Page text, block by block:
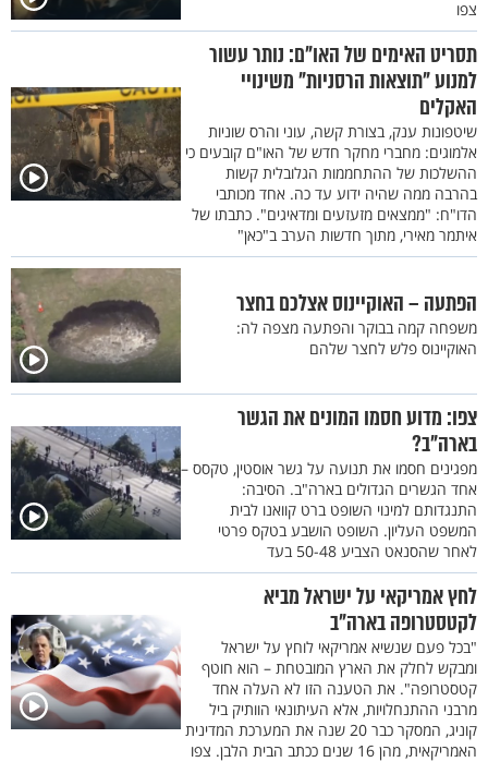
צפו
תסריט האימים של האו"ם: נותר עשור
למנוע "תוצאות הרסניות" משינויי
האקלים
שיטפונות ענק, בצורת קשה, עוני והרס שוניות
אלמוגים: מחברי מחקר חדש של האו"ם קובעים כי
ההשלכות של ההתחממות הגלובלית קשות
בהרבה ממה שהיה ידוע עד כה. אחד מכותבי
הדו"ח: "ממצאים מזעזעים ומדאיגים". כתבתו של
איתמר מאירי, מתוך חדשות הערב ב"כאן"
הפתעה – האוקיינוס אצלכם בחצר
משפחה קמה בבוקר והפתעה מצפה לה:
האוקיינוס פלש לחצר שלהם
צפו: מדוע חסמו המונים את הגשר
בארה"ב?
מפגינים חסמו את תנועה על גשר אוסטין, טקסס –
אחד הגשרים הגדולים בארה"ב. הסיבה:
התנגדותם למינוי השופט ברט קוואנו לבית
המשפט העליון. השופט הושבע בטקס פרטי
לאחר שהסנאט הצביע 50-48 בעד
לחץ אמריקאי על ישראל מביא
לקטסטרופה בארה"ב
"בכל פעם שנשיא אמריקאי לוחץ על ישראל
ומבקש לחלק את הארץ המובטחת – הוא חוטף
קטסטרופה". את הטענה הזו לא העלה אחד
מרבני ההתנחלויות, אלא העיתונאי הוותיק ביל
קוניג, המסקר כבר 20 שנה את המערכת המדינית
האמריקאית, מהן 16 שנים ככתב הבית הלבן. צפו